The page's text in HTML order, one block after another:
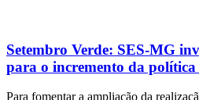
Setembro Verde: SES-MG
para o incremento da política
Para fomentar a ampliação da